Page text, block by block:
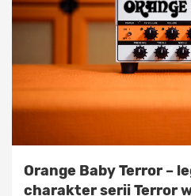
Orange Baby Terror –
charakter serii Terror